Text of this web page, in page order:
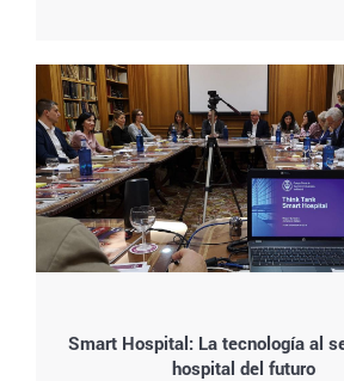
Smart Hospital: La tecnología al
hospital del futuro